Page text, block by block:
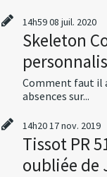
14h5908 juil. 2020
Skeleton
Comment faut il
absences sur...
14h2017nov. 2019
Tissot PR
oubliée de